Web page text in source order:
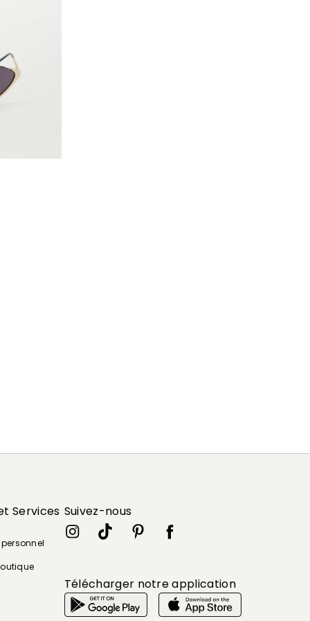
Services Suivez-nous
Télécharger notre application